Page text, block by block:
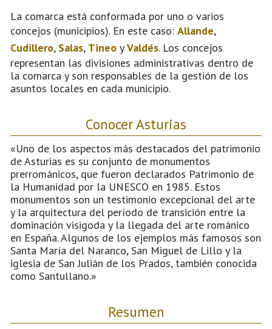
La comarca está conformada por uno o varios
concejos (municipios). En este caso: Allande,
Cudillero, Salas, Tineo yValdés. Los concejos
representan las divisiones administrativas dentro de
la comarca y son responsables de la gestión de los
asuntos locales en cada municipio.
Conocer Asturias
«Uno de los aspectos más destacados del patrimonio
de Asturias es su conjunto de monumentos
prerrománicos, que fueron declarados Patrimonio de
la Humanidad por la UNESCO en 1985. Estos
monumentos son un testimonio excepcional del arte
y la arquitectura del período de transición entre la
dominación visigoda y la llegada del arte románico
en España. Algunos de los ejemplos más famosos son
Santa María del Naranco, San Miguel de Lillo y la
iglesia de San Julián de los Prados, también conocida
como Santullano.»
Resumen